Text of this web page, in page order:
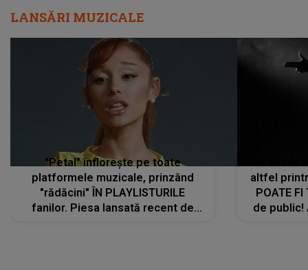
LANSĂRI MUZICALE
"Petal" înflorește pe toate
platformele muzicale, prinzând
"rădăcini" ÎN PLAYLISTURILE
fanilor. Piesa lansată recent de
altfel
POATE FI
de public!